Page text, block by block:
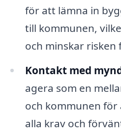
för att lämna in
till kommunen,
och minskar risken
Kontakt med
agera som en
och kommunen
alla krav och